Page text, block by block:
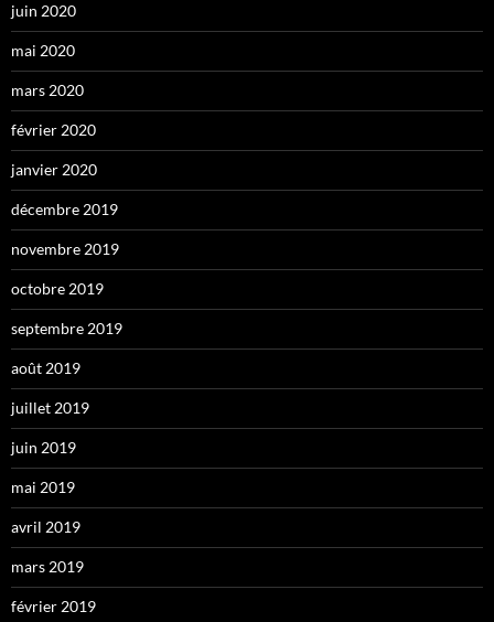
juin 2020
mai 2020
mars 2020
février 2020
janvier 2020
décembre 2019
novembre 2019
octobre 2019
septembre 2019
août 2019
juillet 2019
juin 2019
mai 2019
avril 2019
mars 2019
février 2019